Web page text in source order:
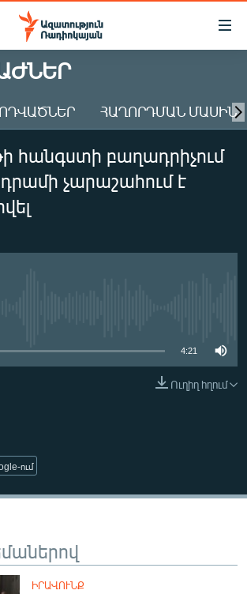
2026
ՀԱՂՈՐԴՄԱՆ ՄԱՍԻՆ
հանգստի բաղադրիչում
դրամի չարաշահում է
4:21
Ուղիղ հղում
ում
ԻՐԱՎՈՒՆՔ